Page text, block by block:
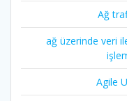
Ağ
ağ üzerinde veri
Agile